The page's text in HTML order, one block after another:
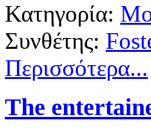
Κατηγορία:
Συνθέτης:
Περισσότερα...
The